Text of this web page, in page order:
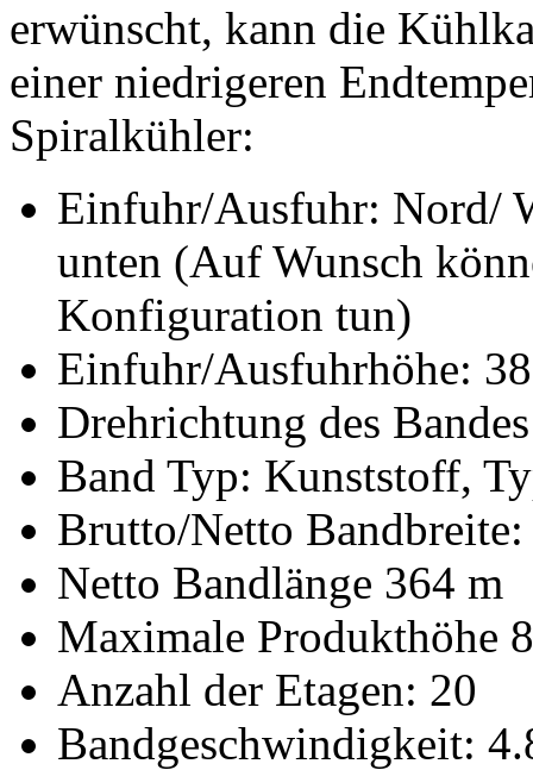
erwünscht, kann die
einer niedrigeren
Spiralkühler:
Einfuhr/Ausfuhr: Nord/
unten (Auf Wunsch
Konfiguration tun)
Einfuhr/Ausfuhrhöhe:
Drehrichtung des
Band Typ: Kunststoff,
Brutto/Netto
Netto Bandlänge 364 m
Maximale Produkthöhe
Anzahl der Etagen: 20
Bandgeschwindigkeit: